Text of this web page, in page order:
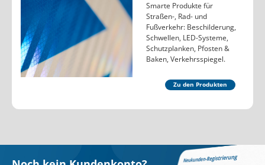
Smarte Produkte für
Straßen-, Rad- und
Fußverkehr: Beschilderung,
Schwellen, LED-Systeme,
Schutzplanken, Pfosten &
Baken, Verkehrsspiegel.
Zu den Produkten